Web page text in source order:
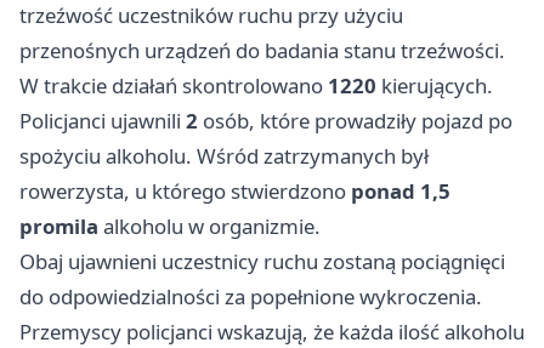
trzeźwość uczestników ruchu przy użyciu
przenośnych urządzeń do badania stanu trzeźwości.
W trakcie działań skontrolowano 1220 kierujących.
Policjanci ujawnili 2 osób, które prowadziły pojazd po
spożyciu alkoholu. Wśród zatrzymanych był
rowerzysta, u którego stwierdzono ponad 1,5
promila alkoholu w organizmie.
Obaj ujawnieni uczestnicy ruchu zostaną pociągnięci
do odpowiedzialności za popełnione wykroczenia.
Przemyscy policjanci wskazują, że każda ilość alkoholu